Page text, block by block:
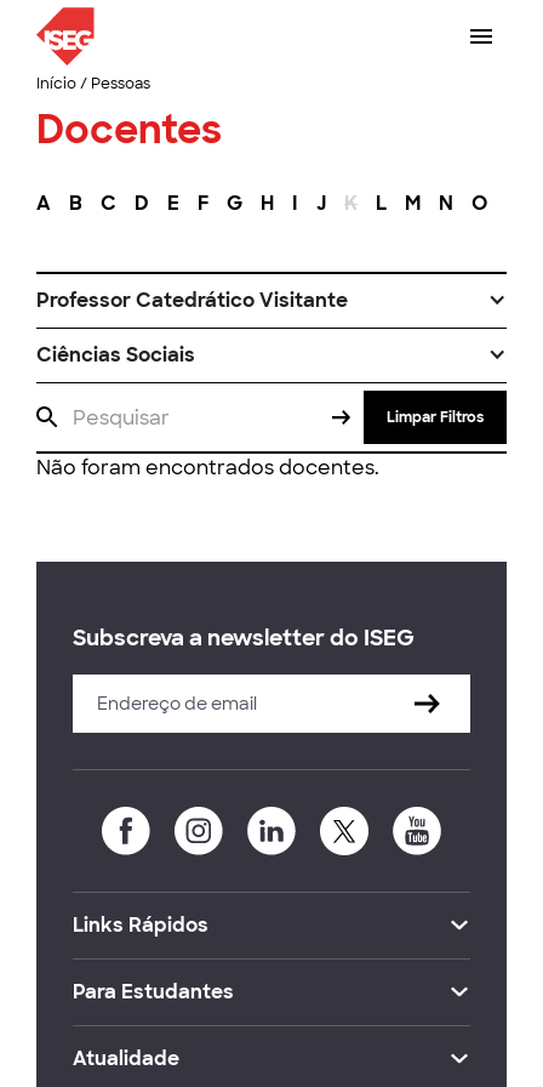
Início/ Pessoas
Docentes
A B C D E F G H I J K L M N O
Professor Catedrático Visitante
Ciências Sociais
Limpar Filtros
Não foram encontrados docentes.
Subscreva a newsletter do ISEG
Links Rápidos
Para Estudantes
Atualidade